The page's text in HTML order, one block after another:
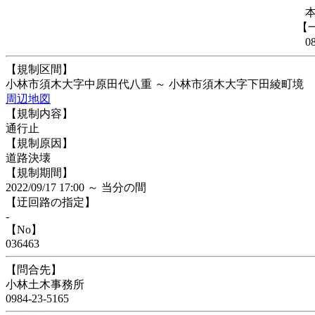
【
【規制区間】
小林市須木大字中原田代八重 ～ 小林市須木大字下田綾町境
周辺地図
【規制内容】
通行止
【規制原因】
道路決壊
【規制期間】
2022/09/17 17:00 ～ 当分の間
【迂回路の指定】
-
【No】
036463
【問合先】
小林土木事務所
0984-23-5165